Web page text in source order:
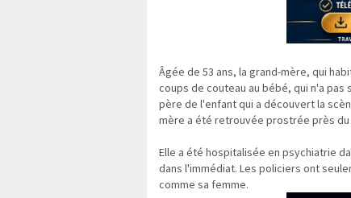
Âgée de 53 ans, la grand-mère, qui
coups de couteau au bébé, qui n'a pas
père de l'enfant qui a découvert la
mère a été retrouvée prostrée près
Elle a été hospitalisée en psychiatrie
dans l'immédiat. Les policiers ont
comme sa femme.